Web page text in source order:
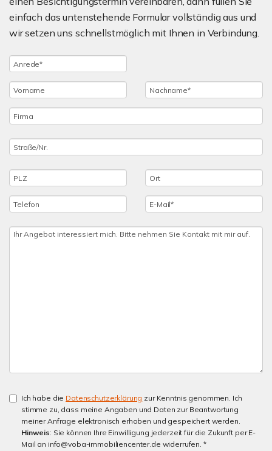
einfach das untenstehende Formular vollständig aus und
wir setzen uns schnellstmöglich mit Ihnen in Verbindung.
Ich habe die Datenschutzerklärung zur Kenntnis genommen. Ich
stimme zu, dass meine Angaben und Daten zur Beantwortung
meiner Anfrage elektronisch erhoben und gespeichert werden.
Hinweis: Sie können Ihre Einwilligung jederzeit für die Zukunft per E-
Mail an info@voba-immobiliencenter.de widerrufen. *